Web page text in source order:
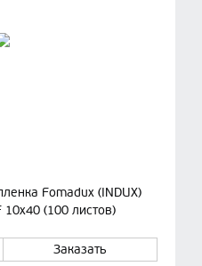
Fomadux (INDUX)
(100 листов)
Заказать